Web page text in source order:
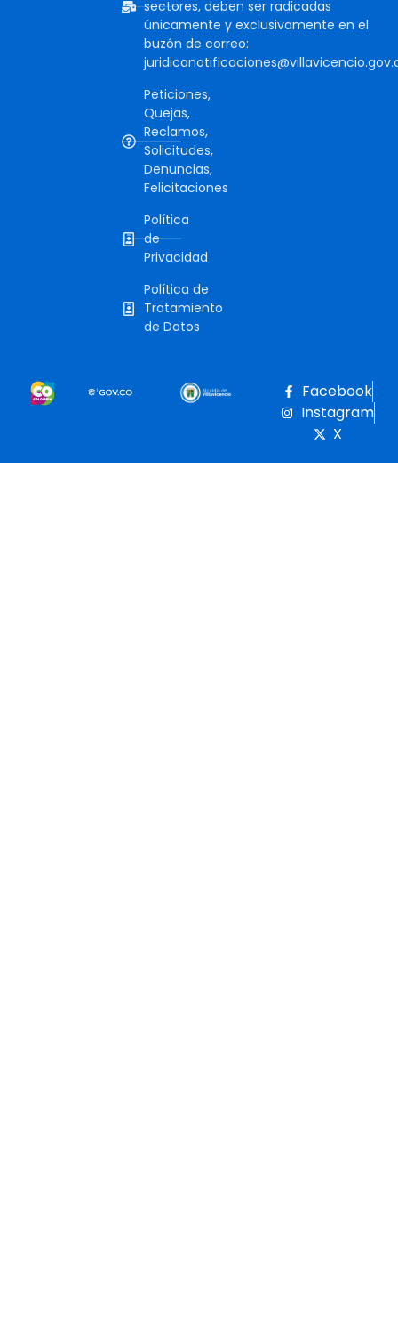
sectores, deben ser radicadas
únicamente y exclusivamente en el
buzón de correo:
Peticiones,
Quejas,
Reclamos,
Solicitudes,
Denuncias,
Felicitaciones
Política
de
Privacidad
Política de
Tratamiento
de Datos
Facebook
Instagram
X